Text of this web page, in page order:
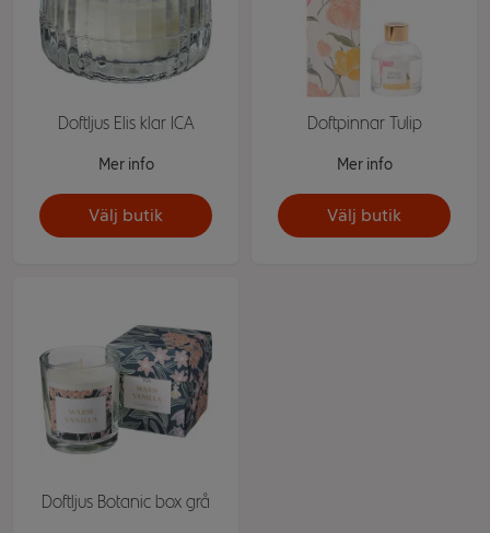
Doftljus Elis klar ICA
Mer info
Välj butik
Doftpinnar Tulip
Mer info
Välj butik
Doftljus Botanic box grå